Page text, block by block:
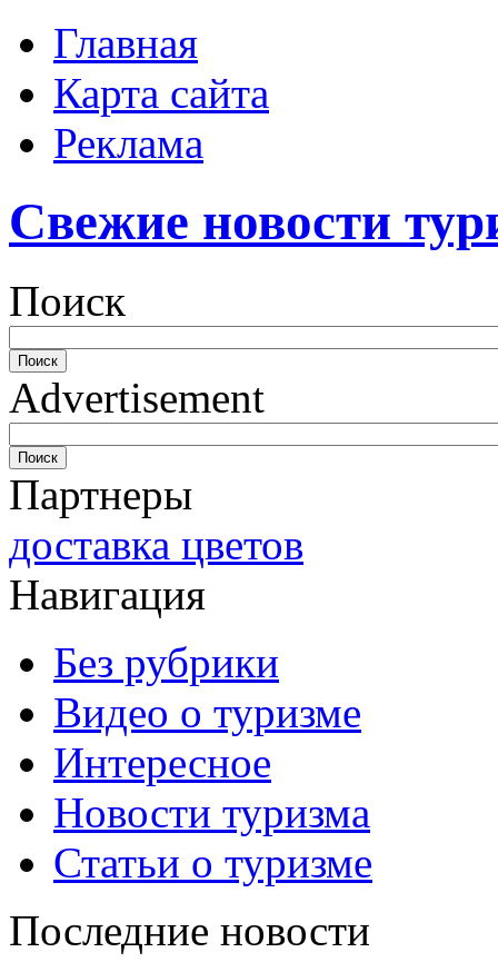
Главная
Карта сайта
Реклама
Свежие новости
Поиск
Advertisement
Партнеры
доставка цветов
Навигация
Без рубрики
Видео о туризме
Интересное
Новости туризма
Статьи о туризме
Последние новости